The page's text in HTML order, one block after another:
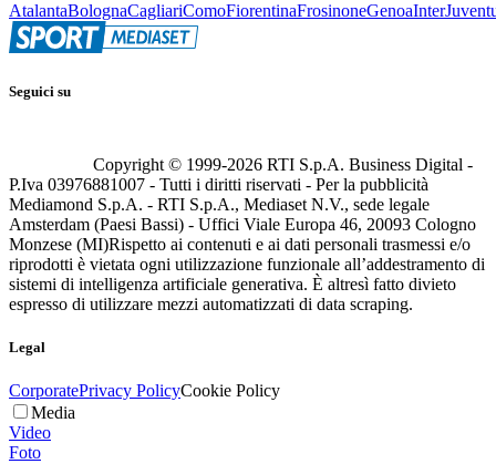
AtalantaBolognaCagliariComoFiorentinaFrosinoneGenoaInter
Seguici su
Copyright © 1999-2026 RTI S.p.A. Business Digital -
P.Iva 03976881007 - Tutti i diritti riservati - Per la pubblicità
Mediamond S.p.A. - RTI S.p.A., Mediaset N.V., sede legale
Amsterdam (Paesi Bassi) - Uffici Viale Europa 46, 20093 Cologno
Monzese (MI)Rispetto ai contenuti e ai dati personali trasmessi e/o
riprodotti è vietata ogni utilizzazione funzionale all’addestramento di
sistemi di intelligenza artificiale generativa. È altresì fatto divieto
espresso di utilizzare mezzi automatizzati di data scraping.
Legal
CorporatePrivacy PolicyCookie Policy
Media
Video
Foto